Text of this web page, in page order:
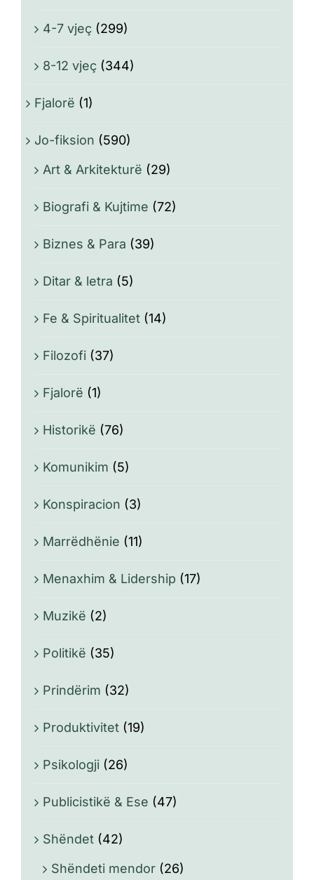
4-7 vjeç (299)
8-12 vjeç (344)
Fjalorë (1)
Jo-fiksion (590)
Art & Arkitekturë (29)
Biografi & Kujtime (72)
Biznes & Para (39)
Ditar & letra (5)
Fe & Spiritualitet (14)
Filozofi (37)
Fjalorë (1)
Historikë (76)
Komunikim (5)
Konspiracion (3)
Marrëdhënie (11)
Menaxhim & Lidership (17)
Muzikë (2)
Politikë (35)
Prindërim (32)
Produktivitet (19)
Psikologji (26)
Publicistikë & Ese (47)
Shëndet (42)
Shëndeti mendor (26)